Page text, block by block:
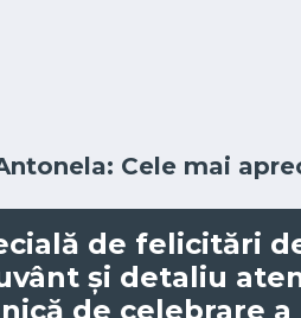
Cele mai
de felicitări
și detaliu
de celebrare